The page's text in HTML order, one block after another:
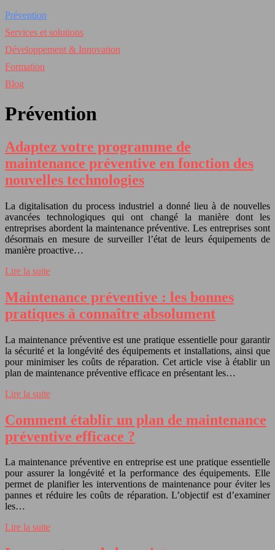
Prévention
Services et solutions
Développement & Innovation
Formation
Blog
Prévention
Adaptez votre programme de
maintenance préventive en fonction des
nouvelles technologies
La digitalisation du process industriel a donné lieu à de nouvelles
avancées technologiques qui ont changé la manière dont les
entreprises abordent la maintenance préventive. Les entreprises sont
désormais en mesure de surveiller l’état de leurs équipements de
manière proactive…
Lire la suite
Maintenance préventive : les bonnes
pratiques à connaître absolument
La maintenance préventive est une pratique essentielle pour garantir
la sécurité et la longévité des équipements et installations, ainsi que
pour minimiser les coûts de réparation. Cet article vise à établir un
plan de maintenance préventive efficace en présentant les…
Lire la suite
Comment établir un plan de maintenance
préventive efficace ?
La maintenance préventive en entreprise est une pratique essentielle
pour assurer la longévité et la performance des équipements. Elle
permet de planifier les interventions de maintenance pour éviter les
pannes et réduire les coûts de réparation. L’objectif est d’examiner
les…
Lire la suite